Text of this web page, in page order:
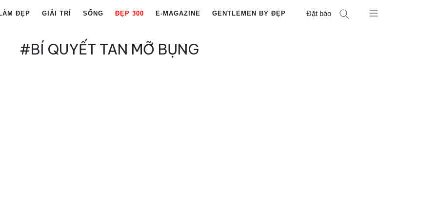
ĐẸP GIẢI TRÍ SỐNG ĐẸP 300 E-MAGAZINE GENTLEMEN BY ĐẸP Đặt báo
#BÍ QUYẾT TAN MỠ BỤNG